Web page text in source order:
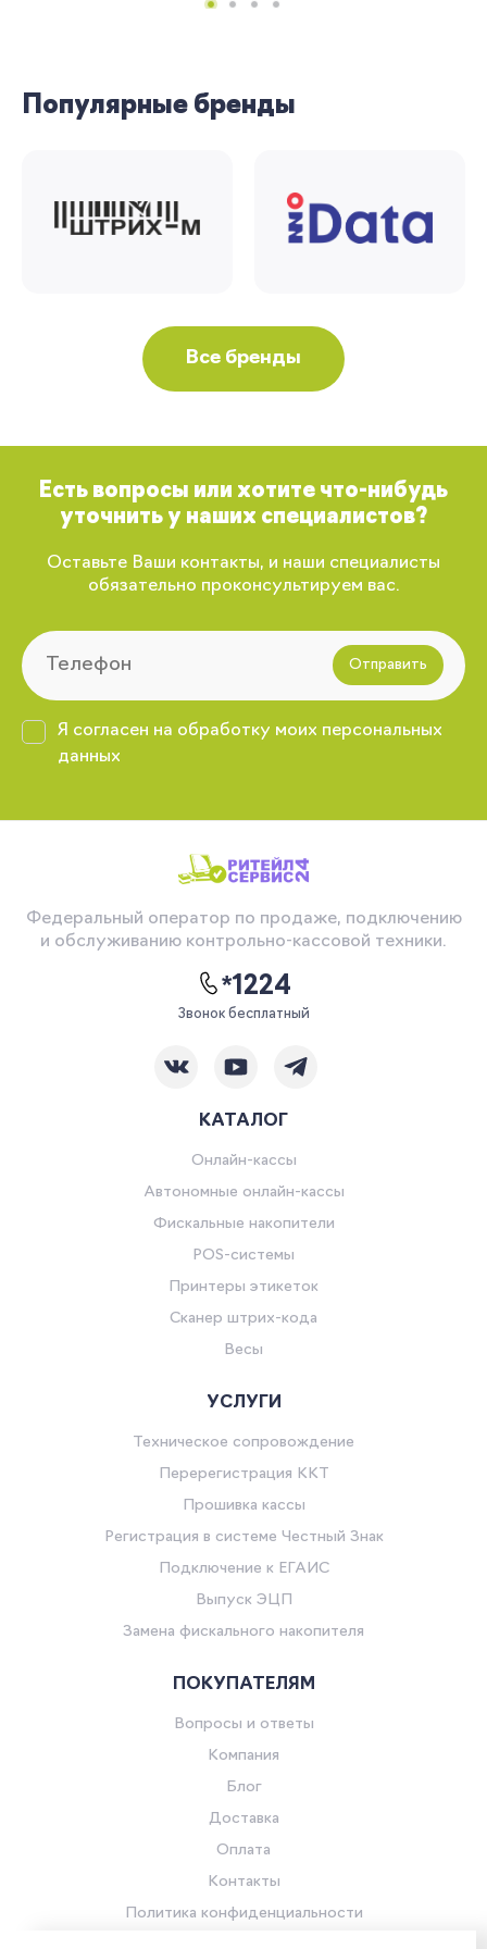
Популярные бренды
Все бренды
Есть вопросы или хотите что-нибудь
уточнить у наших специалистов?
Оставьте Ваши контакты, и наши специалисты
обязательно проконсультируем вас.
Отправить
Я согласен на обработку моих персональных
данных
Федеральный оператор по продаже, подключению
и обслуживанию контрольно-кассовой техники.
*1224
Звонок бесплатный
КАТАЛОГ
Онлайн-кассы
Автономные онлайн-кассы
Фискальные накопители
POS-системы
Принтеры этикеток
Сканер штрих-кода
Весы
УСЛУГИ
Техническое сопровождение
Перерегистрация ККТ
Прошивка кассы
Регистрация в системе Честный Знак
Подключение к ЕГАИС
Выпуск ЭЦП
Замена фискального накопителя
ПОКУПАТЕЛЯМ
Вопросы и ответы
Компания
Блог
Доставка
Оплата
Контакты
Политика конфиденциальности